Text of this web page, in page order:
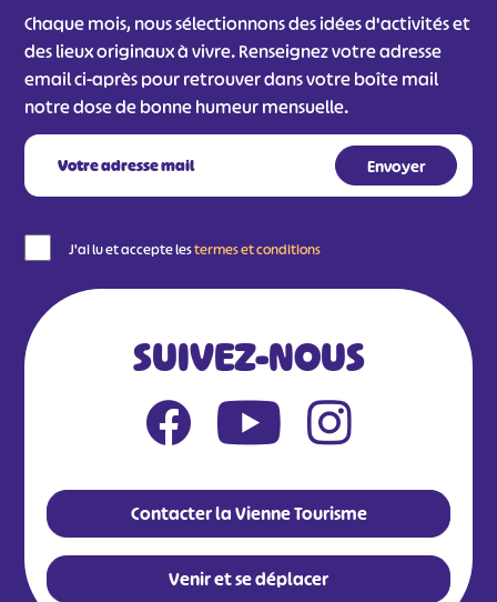
Chaque mois, nous sélectionnons des idées d'activités et
des lieux originaux à vivre. Renseignez votre adresse
email ci-après pour retrouver dans votre boîte mail
notre dose de bonne humeur mensuelle.
J'ai lu et accepte lestermes et conditions
SUIVEZ-NOUS
Contacter la Vienne Tourisme
Venir et se déplacer